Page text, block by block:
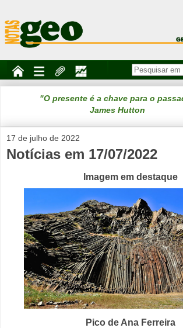
"O presente é a chave para o
James Hutton
17 de julho de 2022
Notícias em 17/07/2022
Imagem em destaque
Pico de Ana Ferreira